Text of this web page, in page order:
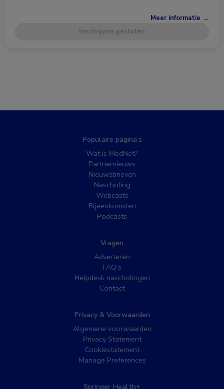
Meer informatie →
Inschrijven gesloten
Populaire pagina’s
Wat is MedNet?
Partnernieuws
Nieuwsbrieven
Nascholing
Webcasts
Bijeenkomsten
Podcasts
Vragen
Adverteren
FAQ’s
Helpdesk nascholingen
Contact
Privacy & Voorwaarden
Algemene voorwaarden
Privacy Statement
Cookiestatement
Manage Preferences
Springer Health+